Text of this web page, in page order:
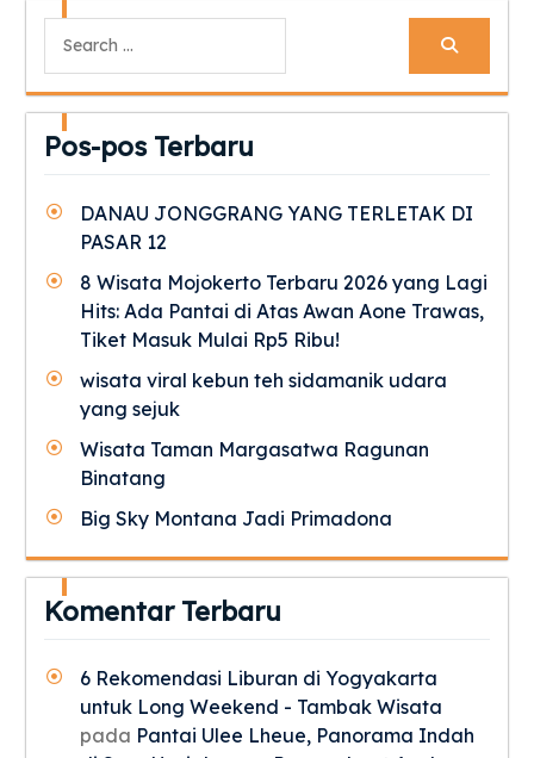
for:
Pos-pos Terbaru
DANAU JONGGRANG YANG TERLETAK DI
PASAR 12
8 Wisata Mojokerto Terbaru 2026 yang Lagi
Hits: Ada Pantai di Atas Awan Aone Trawas,
Tiket Masuk Mulai Rp5 Ribu!
wisata viral kebun teh sidamanik udara
yang sejuk
Wisata Taman Margasatwa Ragunan
Binatang
Big Sky Montana Jadi Primadona
Komentar Terbaru
6 Rekomendasi Liburan di Yogyakarta
untuk Long Weekend - Tambak Wisata
pada Pantai Ulee Lheue, Panorama Indah